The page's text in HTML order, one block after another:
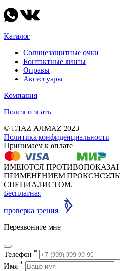
Каталог
Солнцезащитные очки
Контактные линзы
Оправы
Аксессуары
Компания
Полезно знать
© ГЛАZ АЛМАZ 2023
Политика конфиденциальности
Принимаем к оплате
ИМЕЮТСЯ
ПРИМЕНЕНИЕМ
СПЕЦИАЛИСТОМ.
Бесплатная
проверка зрения
Перезвоните мне
Телефон *
Имя *